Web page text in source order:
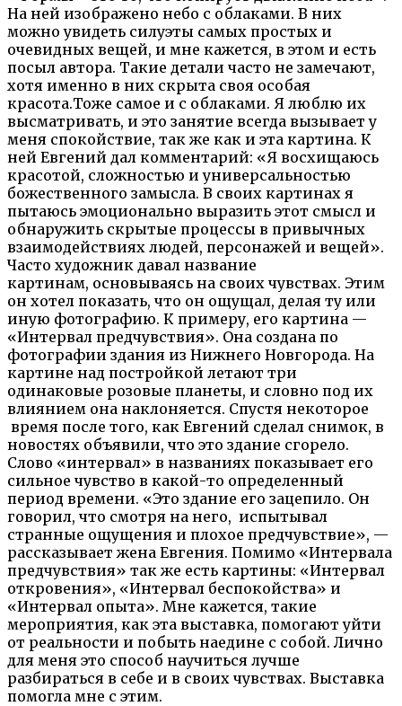
На ней изображено небо с облаками. В них
можно увидеть силуэты самых простых и
очевидных вещей, и мне кажется, в этом и есть
посыл автора. Такие детали часто не замечают,
хотя именно в них скрыта своя особая
красота.Тоже самое и с облаками. Я люблю их
высматривать, и это занятие всегда вызывает у
меня спокойствие, так же как и эта картина. К
ней Евгений дал комментарий: «Я восхищаюсь
красотой, сложностью и универсальностью
божественного замысла. В своих картинах я
пытаюсь эмоционально выразить этот смысл и
обнаружить скрытые процессы в привычных
взаимодействиях людей, персонажей и вещей».
Часто художник давал название
картинам, основываясь на своих чувствах. Этим
он хотел показать, что он ощущал, делая ту или
иную фотографию. К примеру, его картина —
«Интервал предчувствия». Она создана по
фотографии здания из Нижнего Новгорода. На
картине над постройкой летают три
одинаковые розовые планеты, и словно под их
влиянием она наклоняется. Спустя некоторое
время после того, как Евгений сделал снимок, в
новостях объявили, что это здание сгорело.
Слово «интервал» в названиях показывает его
сильное чувство в какой-то определенный
период времени. «Это здание его зацепило. Он
говорил, что смотря на него, испытывал
странные ощущения и плохое предчувствие», —
рассказывает жена Евгения. Помимо «Интервала
предчувствия» так же есть картины: «Интервал
откровения», «Интервал беспокойства» и
«Интервал опыта». Мне кажется, такие
мероприятия, как эта выставка, помогают уйти
от реальности и побыть наедине с собой. Лично
для меня это способ научиться лучше
разбираться в себе и в своих чувствах. Выставка
помогла мне с этим.